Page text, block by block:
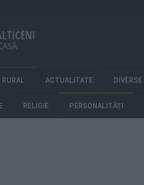
RURAL ACTUALITATE DIVERSE
RELIGIE PERSONALITĂȚI